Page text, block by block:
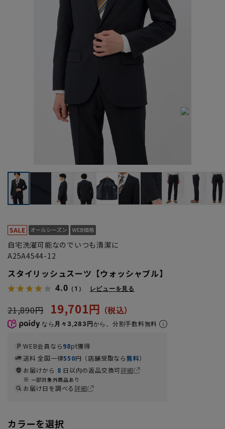
自宅洗濯可能なのでいつも清潔に
A25A4544-12
スタイリッシュスーツ【ウォッシャブル】
4.0 （1） レビューを見る
21,890円 19,701円
なら 月々3,283円から。分割手数料無料
WEB会員なら98pt獲得
送料 全国一律550円（店舗受取なら無料）
お届けから 8 日以内の返品交換可詳細
一部対象外商品あり
お届け日を調べる詳細
カラーを選択